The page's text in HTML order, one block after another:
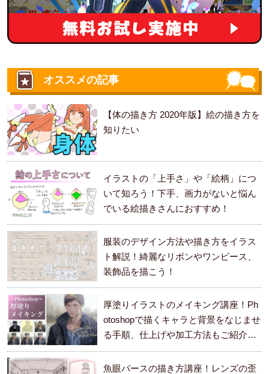
オススメの記事
【体の描き方 2020年版】絵の描き方を
知りたい
イラストの「上手さ」や「絵柄」につ
いて知ろう！下手、画力がないと悩ん
でいる絵描きさんにおすすめ！
服装のデザイン方法や描き方をイラス
ト解説！綺麗なリボンやワンピース、
装飾品を描こう！
厚塗りイラストのメイキング講座！Ph
otoshopで描くキャラと背景をなじませ
る手順、仕上げや加工方法もご紹介し
ます。
魚眼パースの描き方講座！レンズの歪